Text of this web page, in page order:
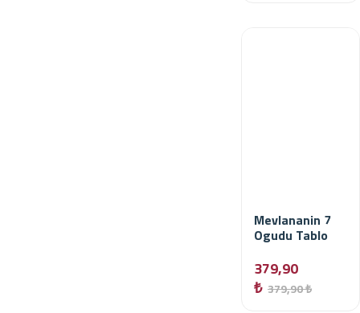
Mevlananin 7
Ogudu Tablo
379,90
₺ 379,90 ₺